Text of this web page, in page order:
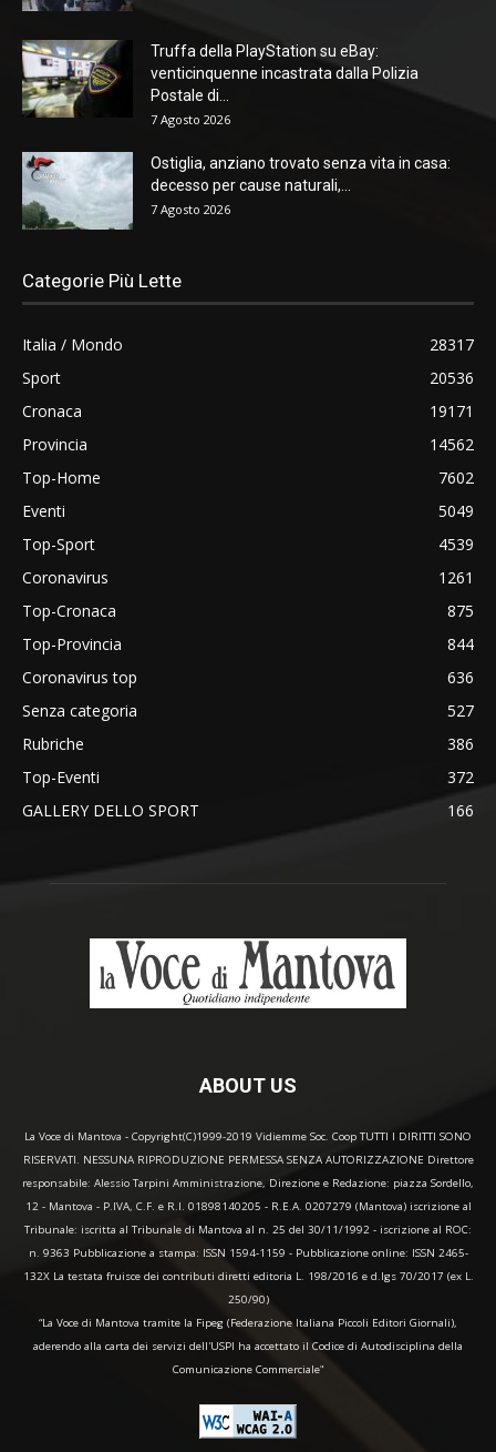
Truffa della PlayStation su eBay:
venticinquenne incastrata dalla Polizia
Postale di...
7 Agosto 2026
Ostiglia, anziano trovato senza vita in casa:
decesso per cause naturali,...
7 Agosto 2026
Categorie Più Lette
Italia / Mondo
28317
Sport
20536
Cronaca
19171
Provincia
14562
Top-Home
7602
Eventi
5049
Top-Sport
4539
Coronavirus
1261
Top-Cronaca
875
Top-Provincia
844
Coronavirus top
636
Senza categoria
527
Rubriche
386
Top-Eventi
372
GALLERY DELLO SPORT
166
ABOUT US
La Voce di Mantova - Copyright(C)1999-2019 Vidiemme Soc. Coop TUTTI I DIRITTI SONO
RISERVATI. NESSUNA RIPRODUZIONE PERMESSA SENZA AUTORIZZAZIONE Direttore
responsabile: Alessio Tarpini Amministrazione, Direzione e Redazione: piazza Sordello,
12 - Mantova - P.IVA, C.F. e R.I. 01898140205 - R.E.A. 0207279 (Mantova) iscrizione al
Tribunale: iscritta al Tribunale di Mantova al n. 25 del 30/11/1992 - iscrizione al ROC:
n. 9363 Pubblicazione a stampa: ISSN 1594-1159 - Pubblicazione online: ISSN 2465-
132X La testata fruisce dei contributi diretti editoria L. 198/2016 e d.lgs 70/2017 (ex L.
250/90)
“La Voce di Mantova tramite la Fipeg (Federazione Italiana Piccoli Editori Giornali),
aderendo alla carta dei servizi dell'USPI ha accettato il Codice di Autodisciplina della
Comunicazione Commerciale"